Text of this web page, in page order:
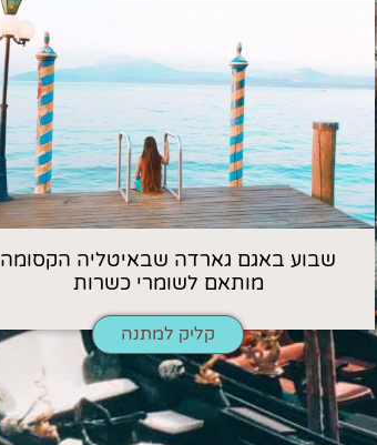
שבוע באגם גארדה שבאיטליה הקסומה
מותאם לשומרי כשרות
קליק למתנה